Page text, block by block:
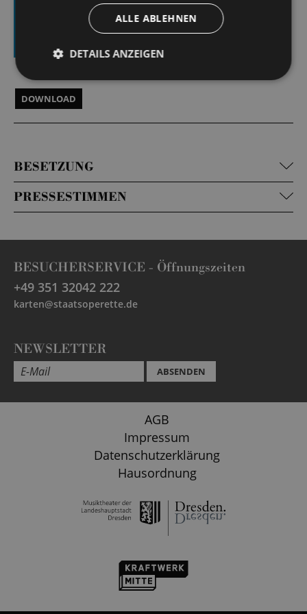
Klicken Sie auf den DOWNLOAD-Button,
um sich das digitale Programmheft als PDF
anzeigen zu lassen und herunterladen zu
DOWNLOAD
BESETZUNG
PRESSESTIMMEN
BESUCHERSERVICE - Öffnungszeiten
+49 351 32042 222
karten@staatsoperette.de
NEWSLETTER
ABSENDEN
AGB
Impressum
Datenschutzerklärung
Hausordnung
ALLE ABLEHNEN
DETAILS ANZEIGEN